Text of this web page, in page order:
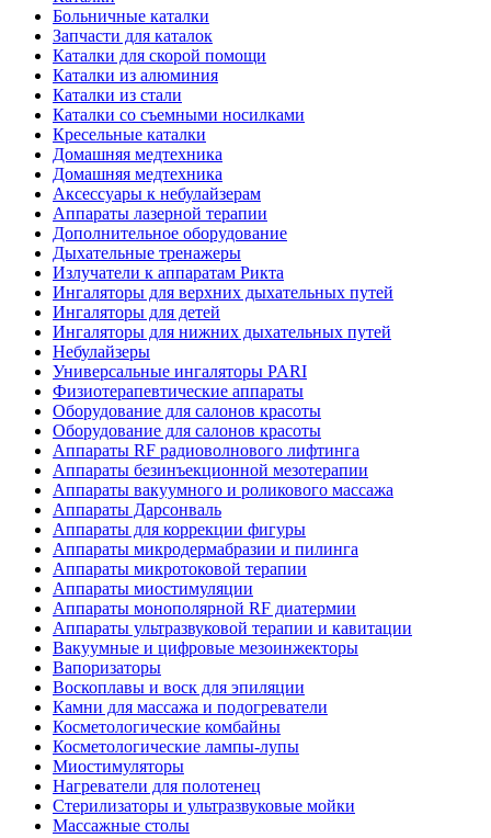
Больничные каталки
Запчасти для каталок
Каталки для скорой помощи
Каталки из алюминия
Каталки из стали
Каталки со съемными носилками
Кресельные каталки
Домашняя медтехника
Домашняя медтехника
Аксессуары к небулайзерам
Аппараты лазерной терапии
Дополнительное оборудование
Дыхательные тренажеры
Излучатели к аппаратам Рикта
Ингаляторы для верхних дыхательных путей
Ингаляторы для детей
Ингаляторы для нижних дыхательных путей
Небулайзеры
Универсальные ингаляторы PARI
Физиотерапевтические аппараты
Оборудование для салонов красоты
Оборудование для салонов красоты
Аппараты RF радиоволнового лифтинга
Аппараты безинъекционной мезотерапии
Аппараты вакуумного и роликового массажа
Аппараты Дарсонваль
Аппараты для коррекции фигуры
Аппараты микродермабразии и пилинга
Аппараты микротоковой терапии
Аппараты миостимуляции
Аппараты монополярной RF диатермии
Аппараты ультразвуковой терапии и кавитации
Вакуумные и цифровые мезоинжекторы
Вапоризаторы
Воскоплавы и воск для эпиляции
Камни для массажа и подогреватели
Косметологические комбайны
Косметологические лампы-лупы
Миостимуляторы
Нагреватели для полотенец
Стерилизаторы и ультразвуковые мойки
Массажные столы